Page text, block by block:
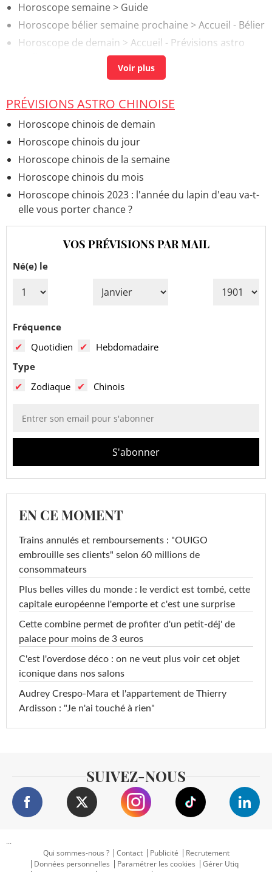
Horoscope semaine> Guide
Horoscope bélier semaine prochaine > Accueil - Bélier
Horoscope de demain > Accueil - Prévisions astro
PRÉVISIONS ASTRO CHINOISE
Horoscope chinois de demain
Horoscope chinois du jour
Horoscope chinois de la semaine
Horoscope chinois du mois
Horoscope chinois 2023 : l'année du lapin d'eau va-t-
elle vous porter chance ?
VOS PRÉVISIONS PAR MAIL
Né(e) le
Fréquence
Quotidien
Hebdomadaire
Type
Zodiaque
Chinois
EN CE MOMENT
Trains annulés et remboursements : "OUIGO
embrouille ses clients" selon 60 millions de
consommateurs
Plus belles villes du monde : le verdict est tombé, cette
capitale européenne l'emporte et c'est une surprise
Cette combine permet de profiter d'un petit-déj' de
palace pour moins de 3 euros
C'est l'overdose déco : on ne veut plus voir cet objet
iconique dans nos salons
Audrey Crespo-Mara et l'appartement de Thierry
Ardisson : "Je n'ai touché à rien"
SUIVEZ-NOUS
...
Qui sommes-nous ?
Contact Publicité
Recrutement
Données personnelles
Paramétrer les cookies
Gérer Utiq